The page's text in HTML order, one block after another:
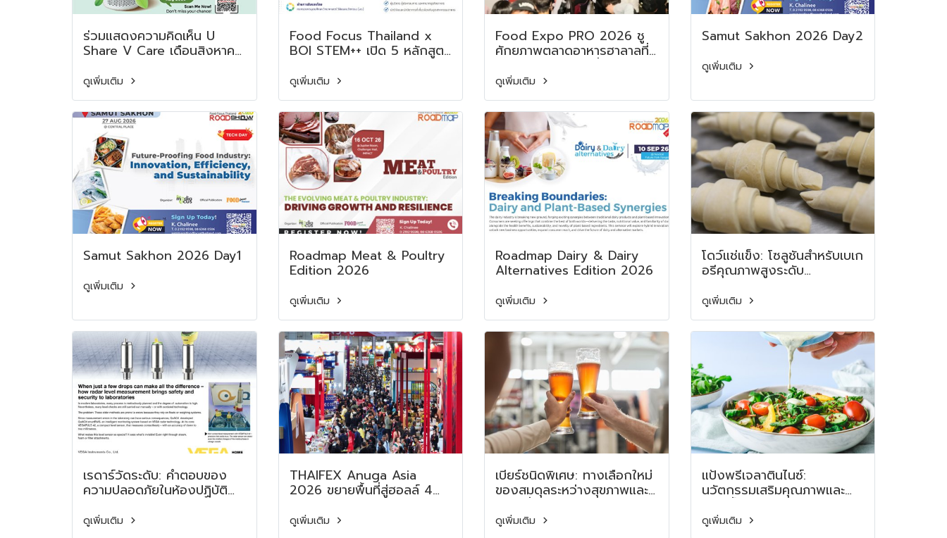
ร่วมแสดงความคิดเห็น U
Share V Care เดือนสิงหาคม
ดูเพิ่มเติม
Food Focus Thailand x
BOI STEM++ เปิด 5 หลักสูตร
อบรมฟรี ยกระดับทักษะการ
แปรรูปอาหารมูลค่าสูง สู่ความ
ดูเพิ่มเติม
Food Expo PRO 2026 ชู
ศักยภาพตลาดอาหารฮาลาลที่
เติบโต พร้อมขับเคลื่อน
นวัตกรรมอาหารแห่งเอเชีย
Spotlights Expanding
Halal Food Sector and
Culinary Innovation in
Asia
ดูเพิ่มเติม
Samut Sakhon 2026 Day2
ดูเพิ่มเติม
Samut Sakhon 2026 Day1
ดูเพิ่มเติม
Roadmap Meat & Poultry
Edition 2026
ดูเพิ่มเติม
Roadmap Dairy & Dairy
Alternatives Edition 2026
ดูเพิ่มเติม
โดว์แช่แข็ง: โซลูชันสำหรับเบเก
อรีคุณภาพสูงระดับ
อุตสาหกรรม Frozen Dough
Solutions for Industrial-
ดูเพิ่มเติม
เรดาร์วัดระดับ: คำตอบของ
ความปลอดภัยในห้องปฏิบัติ
ดูเพิ่มเติม
THAIFEX Anuga Asia
2026 ขยายพื้นที่สู่ฮอลล์ 4
เปิดมิติใหม่แห่งนวัตกรรม
THAIFEX Anuga Asia
ดูเพิ่มเติม
เบียร์ชนิดพิเศษ: ทางเลือกใหม่
ของสมดุลระหว่างสุขภาพและ
ความรื่นรมย์ Special Beer:
A New Balance Between
ดูเพิ่มเติม
แป้งพรีเจลาตินไนซ์:
นวัตกรรมเสริมคุณภาพและ
ปรับเนื้อสัมผัสในอาหารยุคใหม่
Pregelatinized Starch:
ดูเพิ่มเติม